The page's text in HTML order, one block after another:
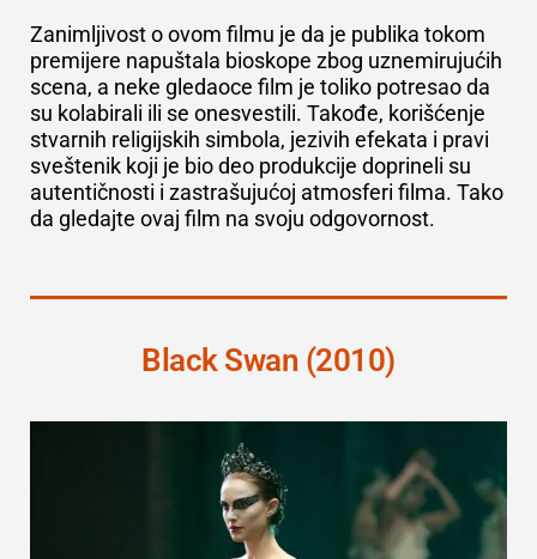
Zanimljivost o ovom filmu je da je publika tokom
premijere napuštala bioskope zbog uznemirujućih
scena, a neke gledaoce film je toliko potresao da
su kolabirali ili se onesvestili. Takođe, korišćenje
stvarnih religijskih simbola, jezivih efekata i pravi
sveštenik koji je bio deo produkcije doprineli su
autentičnosti i zastrašujućoj atmosferi filma. Tako
da gledajte ovaj film na svoju odgovornost.
Black Swan (2010)